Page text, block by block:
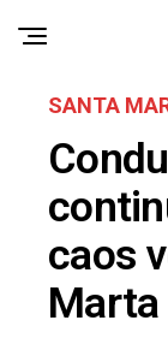
SANTA
caos
Marta